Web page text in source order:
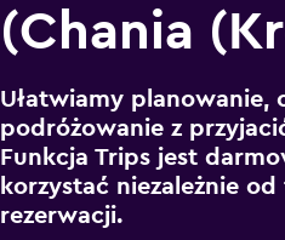
(Chania
Ułatwiamy planowanie,
podróżowanie z
Funkcja Trips jest
korzystać niezależnie
rezerwacji.